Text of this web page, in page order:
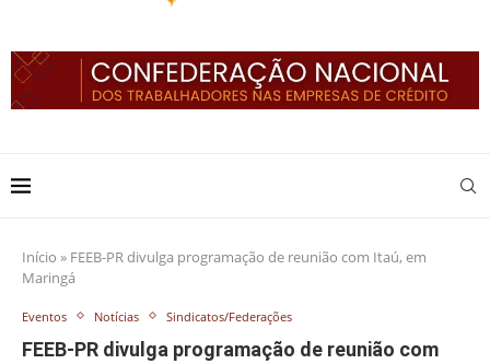
Início » FEEB-PR divulga programação de reunião com Itaú, em
Maringá
Eventos Notícias Sindicatos/Federações
FEEB-PR divulga programação de reunião com